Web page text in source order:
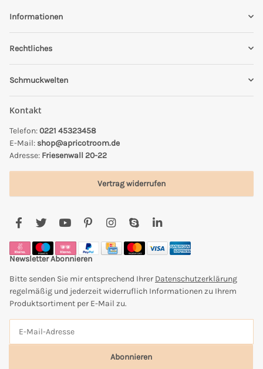
Informationen
Rechtliches
Schmuckwelten
Kontakt
Telefon:0221 45323458
E-Mail: shop@apricotroom.de
Adresse: Friesenwall 20-22
Vertrag widerrufen
Newsletter Abonnieren
Bitte senden Sie mir entsprechend Ihrer Datenschutzerklärung
regelmäßig und jederzeit widerruflich Informationen zu Ihrem
Produktsortiment per E-Mail zu.
Abonnieren